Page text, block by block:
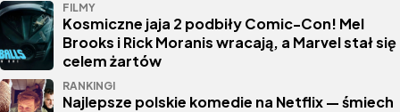
FILMY
Kosmiczne jaja 2 podbiły Comic-Con! Mel
Brooks i Rick Moranis wracają, a Marvel stał się
celem żartów
RANKINGI
Najlepsze polskie komedie na Netflix — śmiech